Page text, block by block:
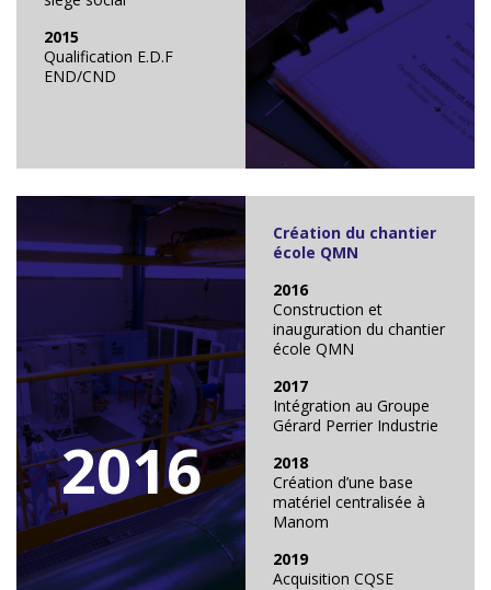
2015
Qualification E.D.F
END/CND
2016
Création du chantier
école QMN
2016
Construction et
inauguration du chantier
école QMN
2017
Intégration au Groupe
Gérard Perrier Industrie
2018
Création d’une base
matériel centralisée à
Manom
2019
Acquisition CQSE